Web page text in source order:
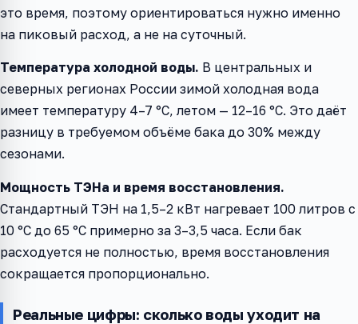
это время, поэтому ориентироваться нужно именно
на пиковый расход, а не на суточный.
Температура холодной воды. В центральных и
северных регионах России зимой холодная вода
имеет температуру 4–7 °C, летом — 12–16 °C. Это даёт
разницу в требуемом объёме бака до 30% между
сезонами.
Мощность ТЭНа и время восстановления.
Стандартный ТЭН на 1,5–2 кВт нагревает 100 литров с
10 °C до 65 °C примерно за 3–3,5 часа. Если бак
расходуется не полностью, время восстановления
сокращается пропорционально.
Реальные цифры: сколько воды уходит на